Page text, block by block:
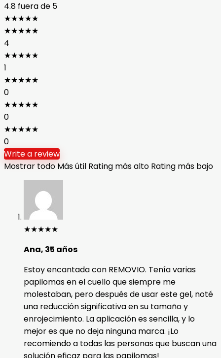
4.8 fuera de 5
★★★★★
★★★★★
4
★★★★★
1
★★★★★
0
★★★★★
0
★★★★★
0
Write a review
Mostrar todo Más útil Rating más alto Rating más bajo
★★★★★
Ana, 35 años
Estoy encantada con REMOVIO. Tenía varias
papilomas en el cuello que siempre me
molestaban, pero después de usar este gel, noté
una reducción significativa en su tamaño y
enrojecimiento. La aplicación es sencilla, y lo
mejor es que no deja ninguna marca. ¡Lo
recomiendo a todas las personas que buscan una